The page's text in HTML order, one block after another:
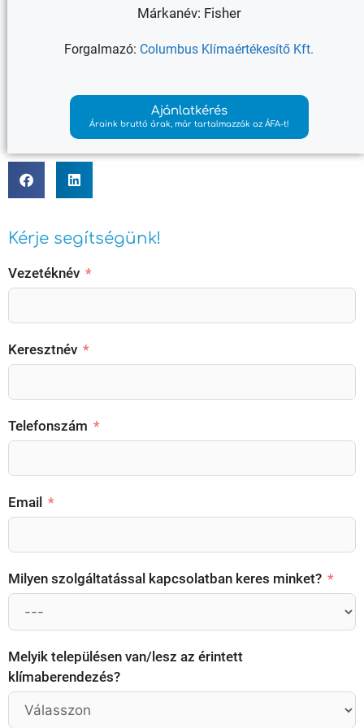
Kérje segítségünk!
Vezetéknév
Keresztnév
Telefonszám
Email
Milyen szolgáltatással kapcsolatban keres minket?
Melyik településen van/lesz az érintett
klímaberendezés?
Márkanév: Fisher
Forgalmazó: Columbus Klímaértékesítő Kft.
Ajánlatkérés
Áraink bruttó árak, már tartalmazzák az ÁFA-t!